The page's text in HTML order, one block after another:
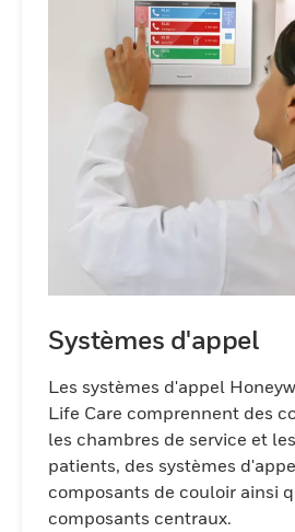
apportent des performances
une valeur économique aux
de santé du monde entier.
Systèmes d'appel
Les systèmes d'appel
Life Care comprennent des
les chambres de service et
patients, des systèmes
composants de couloir ainsi
composants centraux.